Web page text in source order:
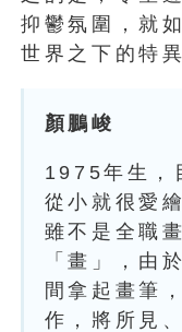
抑鬱氛圍，就
世界之下的特
顏鵬峻
1975年生，
從小就很愛
雖不是全職
「畫」，由
間拿起畫筆
作，將所見